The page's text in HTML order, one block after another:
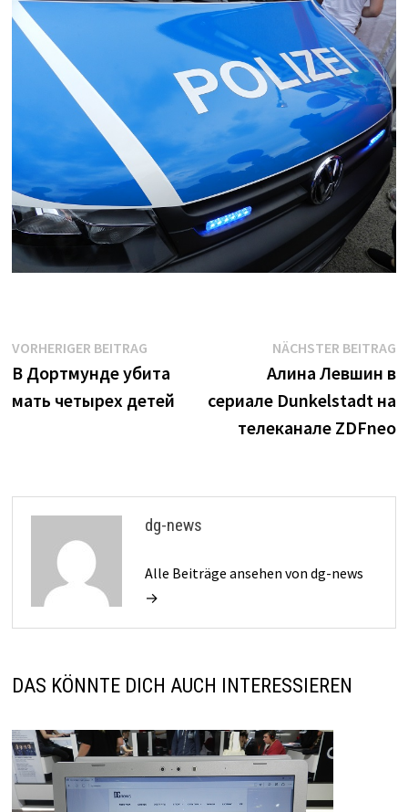
Beitrags-
Navigation
VORHERIGER BEITRAGVorheriger
Beitrag:
В Дортмунде убита
мать четырех детей
NÄCHSTER BEITRAG
Алина Левшин в
сериале Dunkelstadt на
телеканале ZDFneo
dg-news
Alle Beiträge ansehen von dg-news
→
DAS KÖNNTE DICH AUCH INTERESSIEREN